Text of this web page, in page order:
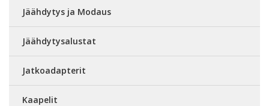
Jäähdytys ja Modaus
Jäähdytysalustat
Jatkoadapterit
Kaapelit